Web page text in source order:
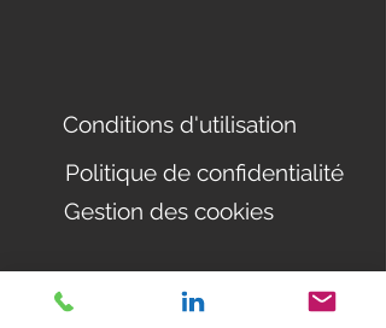
Conditions d'utilisation
Politique de confidentialité
Gestion des cookies